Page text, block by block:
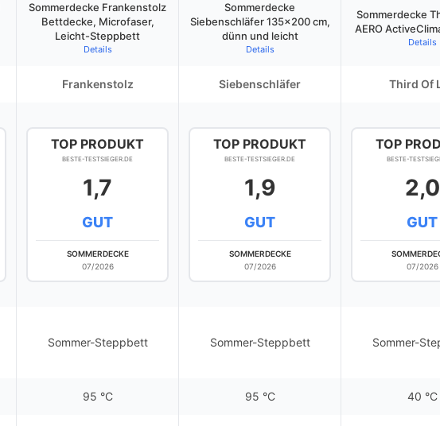
Sommerdecke Frankenstolz
Bettdecke, Microfaser,
Leicht-Steppbett
Details
Sommerdecke
Siebenschläfer 135×200 cm,
dünn und leicht
Details
Sommerdecke
AERO
Details
Frankenstolz Siebenschläfer Third Of
TOP PRODUKT
BESTE-TESTSIEGER.DE
1,7
GUT
SOMMERDECKE
07/2026
TOP PRODUKT
BESTE-TESTSIEGER.DE
1,9
GUT
SOMMERDECKE
07/2026
TOP
BESTE-
2,0
GUT
07/2026
Sommer-Steppbett Sommer-Steppbett Sommer-
95 °C 95 °C 40 °C